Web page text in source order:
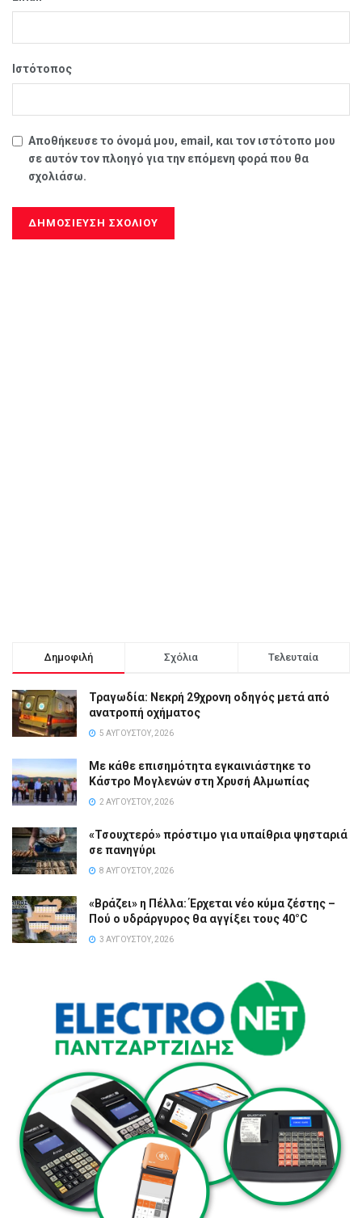
Ιστότοπος
Αποθήκευσε το όνομά μου, email, και τον ιστότοπο μου
σε αυτόν τον πλοηγό για την επόμενη φορά που θα
σχολιάσω.
Δημοφιλή Σχόλια Τελευταία
Τραγωδία: Νεκρή 29χρονη οδηγός μετά από
ανατροπή οχήματος
5 ΑΥΓΟΎΣΤΟΥ, 2026
Με κάθε επισημότητα εγκαινιάστηκε το
Κάστρο Μογλενών στη Χρυσή Αλμωπίας
2 ΑΥΓΟΎΣΤΟΥ, 2026
«Τσουχτερό» πρόστιμο για υπαίθρια ψησταριά
σε πανηγύρι
8 ΑΥΓΟΎΣΤΟΥ, 2026
«Βράζει» η Πέλλα: Έρχεται νέο κύμα ζέστης –
Πού ο υδράργυρος θα αγγίξει τους 40°C
3 ΑΥΓΟΎΣΤΟΥ, 2026